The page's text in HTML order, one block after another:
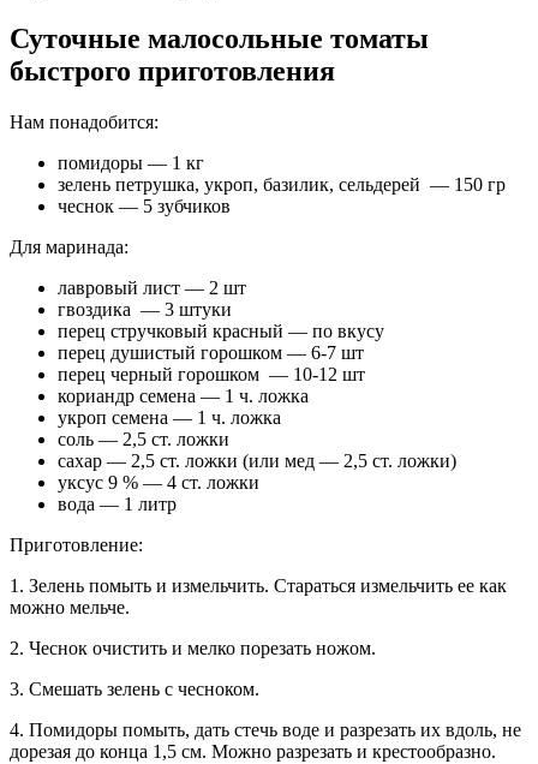
Суточные малосольные томаты
быстрого приготовления
Нам понадобится:
помидоры — 1 кг
зелень петрушка, укроп, базилик, сельдерей — 150 гр
чеснок — 5 зубчиков
Для маринада:
лавровый лист — 2 шт
гвоздика — 3 штуки
перец стручковый красный — по вкусу
перец душистый горошком — 6-7 шт
перец черный горошком — 10-12 шт
кориандр семена — 1 ч. ложка
укроп семена — 1 ч. ложка
соль — 2,5 ст. ложки
сахар — 2,5 ст. ложки (или мед — 2,5 ст. ложки)
уксус 9 % — 4 ст. ложки
вода — 1 литр
Приготовление:
1. Зелень помыть и измельчить. Стараться измельчить ее как
можно мельче.
2. Чеснок очистить и мелко порезать ножом.
3. Смешать зелень с чесноком.
4. Помидоры помыть, дать стечь воде и разрезать их вдоль, не
дорезая до конца 1,5 см. Можно разрезать и крестообразно.